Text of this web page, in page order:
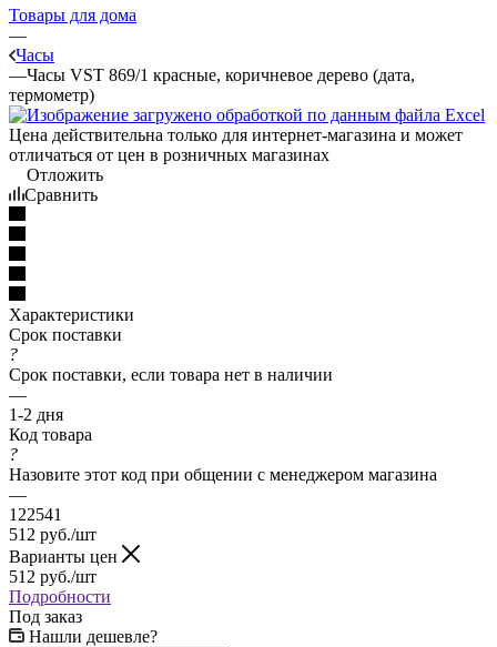
Товары для дома
—
Часы
—Часы VST 869/1 красные, коричневое дерево (дата,
термометр)
Цена действительна только для интернет-магазина и может
отличаться от цен в розничных магазинах
Отложить
Сравнить
Характеристики
Срок поставки
?
Срок поставки, если товара нет в наличии
—
1-2 дня
Код товара
?
Назовите этот код при общении с менеджером магазина
—
122541
512 руб./шт
Варианты цен
512 руб./шт
Подробности
Под заказ
Нашли дешевле?